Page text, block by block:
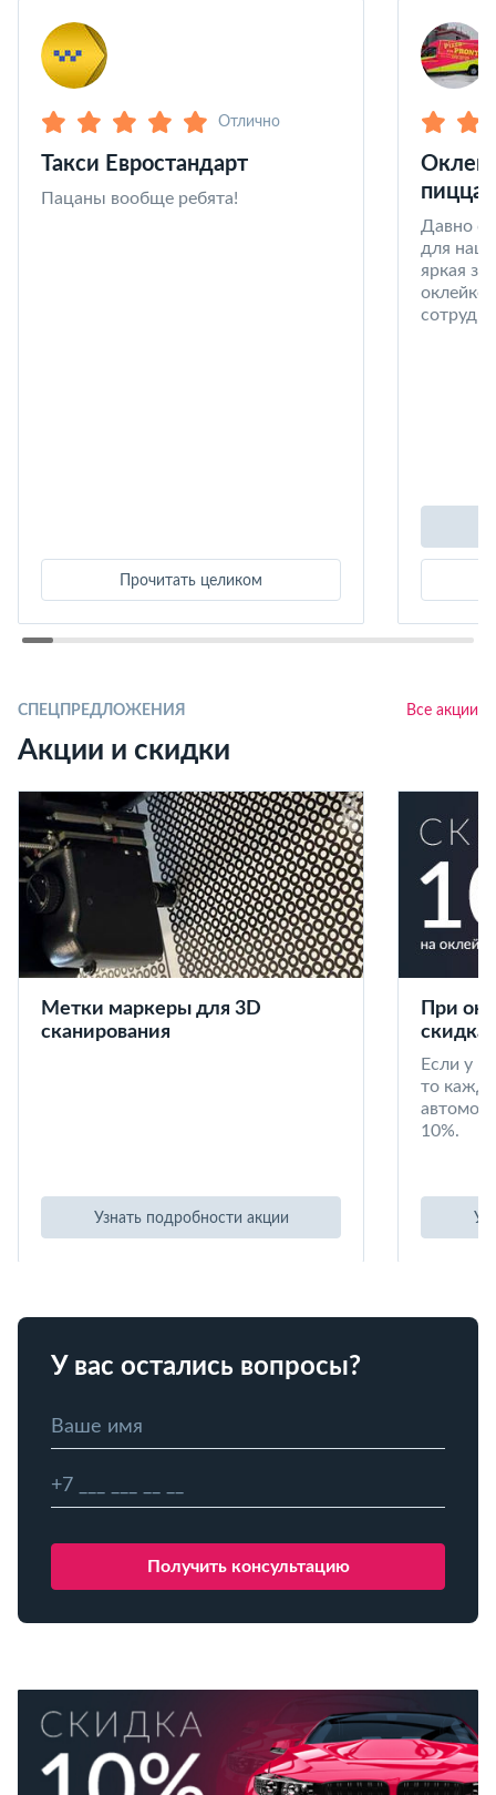
Отлично
Такси Евростандарт
Пацаны вообще ребята!
Прочитать целиком
пицца
Давно
для
яркая
оклейке
СПЕЦПРЕДЛОЖЕНИЯ Все акции
Акции и скидки
Метки маркеры для 3D
сканирования
Узнать подробности акции
При
скидка
Если у
то
10%.
У вас остались вопросы?